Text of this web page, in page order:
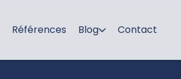
Références Blog Contact